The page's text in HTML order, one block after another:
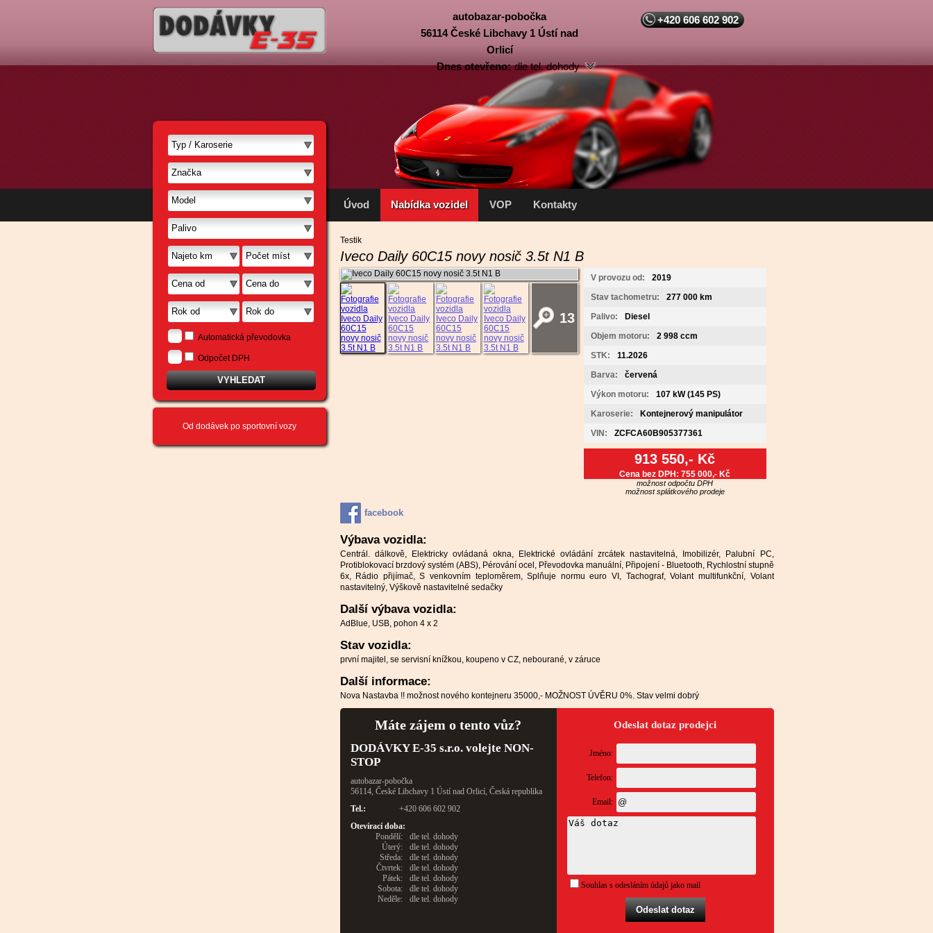
autobazar-pobočka
56114 České Libchavy 1 Ústí nad
Orlicí
Dnes otevřeno: dle tel. dohody
Pondělí:
dle tel. dohody
dle tel. dohody
Středa:
dle tel. dohody
Čtvrtek:
dle tel. dohody
Pátek:
dle tel. dohody
Sobota:
dle tel. dohody
Neděle:
dle tel. dohody
+420 606 602 902
Úvod Nabídka vozidel VOP Kontakty
Automatická převodovka
Odpočet DPH
Od dodávek po sportovní vozy
Testik
Iveco Daily 60C15 novy nosič 3.5t N1 B
13
V provozu od:
2019
Stav tachometru:
277 000 km
Palivo:
Diesel
Objem motoru:
2 998 ccm
STK:
11.2026
Barva:
červená
Výkon motoru:
107 kW (145 PS)
Karoserie:
Kontejnerový manipulátor
VIN:
ZCFCA60B905377361
913 550,- Kč
Cena bez DPH:755 000,- Kč
možnost odpočtu DPH
možnost splátkového prodeje
facebook
Výbava vozidla:
Centrál. dálkově, Elektricky ovládaná okna, Elektrické ovládání zrcátek nastavitelná, Imobilizér, Palubní PC,
Protiblokovací brzdový systém (ABS), Pérování ocel, Převodovka manuální, Připojení - Bluetooth, Rychlostní stupně
6x, Rádio přijímač, S venkovním teploměrem, Splňuje normu euro VI, Tachograf, Volant multifunkční, Volant
nastavitelný, Výškově nastavitelné sedačky
Další výbava vozidla:
AdBlue, USB, pohon 4 x 2
Stav vozidla:
první majitel, se servisní knížkou, koupeno v CZ, nebourané, v záruce
Další informace:
Nova Nastavba !! možnost nového kontejneru 35000,- MOŽNOST ÚVĚRU 0%. Stav velmi dobrý
Máte zájem o tento vůz?
DODÁVKY E-35 s.r.o. volejte NON-
STOP
autobazar-pobočka
56114, České Libchavy 1 Ústí nad Orlicí, Česká republika
Tel.:
+420 606 602 902
Otevírací doba:
Pondělí:
dle tel. dohody
Úterý:
dle tel. dohody
Středa:
dle tel. dohody
Čtvrtek:
dle tel. dohody
Pátek:
dle tel. dohody
Sobota:
dle tel. dohody
Neděle:
dle tel. dohody
Odeslat dotaz prodejci
Jméno:
Telefon:
Email:
Souhlas s odesláním údajů jako mail